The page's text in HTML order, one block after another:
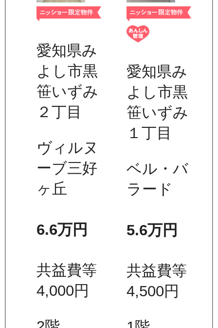
愛知県み
よし市黒
笹いずみ
２丁目
ヴィルヌ
ーブ三好
ヶ丘
6.6万円
共益費等
4,000円
愛知県み
よし市黒
笹いずみ
１丁目
ベル・バ
ラード
5.6万円
共益費等
4,500円